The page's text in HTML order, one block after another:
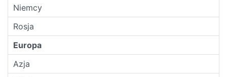
Niemcy
Rosja
Europa
Azja